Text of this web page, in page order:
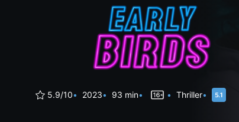
5.9/10 2023 93 min Thriller